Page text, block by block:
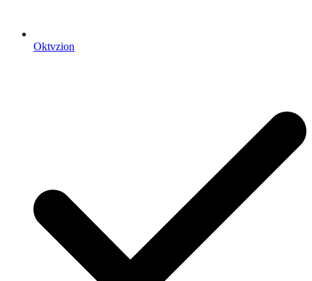
Oktvzion